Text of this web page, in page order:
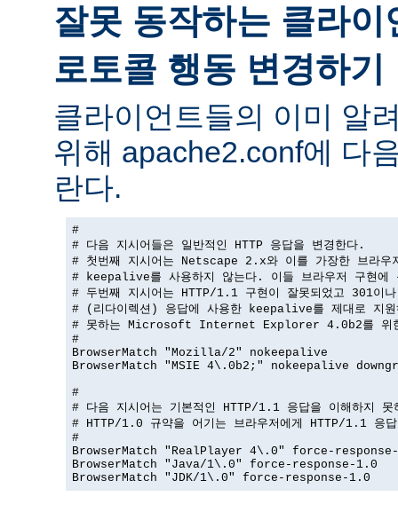
잘못 동작하는 클라
로토콜 행동 변경하기
클라이언트들의 이미 알
위해 apache2.conf에 다
란다.
#
# 다음 지시어들은 일반적인 HTTP 응답을 변경한다.
# 첫번째 지시어는 Netscape 2.x와 이를 가장한 브라우
# keepalive를 사용하지 않는다. 이들 브라우저 구현에
# 두번째 지시어는 HTTP/1.1 구현이 잘못되었고 301이
# (리다이렉션) 응답에 사용한 keepalive를 제대로 지원
# 못하는 Microsoft Internet Explorer 4.0b2를 위
#
BrowserMatch "Mozilla/2" nokeepalive
BrowserMatch "MSIE 4\.0b2;" nokeepalive
#
# 다음 지시어는 기본적인 HTTP/1.1 응답을 이해하지 못
# HTTP/1.0 규약을 어기는 브라우저에게 HTTP/1.1 응
#
BrowserMatch "RealPlayer 4\.0" force-
BrowserMatch "Java/1\.0" force-response-1.0
BrowserMatch "JDK/1\.0" force-response-1.0